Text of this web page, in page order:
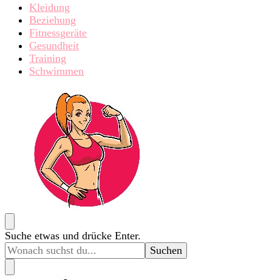
Kleidung
Beziehung
Fitnessgeräte
Gesundheit
Training
Schwimmen
fitchica.de
Sport und Fitness für Frauen
Suchst
du
nach
etwas?
Suche etwas und drücke Enter.